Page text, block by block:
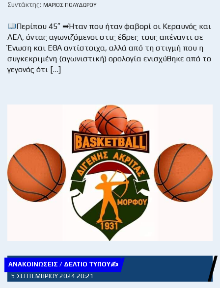
Συντάκτης: ΜΆΡΙΟΣ ΠΟΛΥΔΏΡΟΥ
Περίπου 45″ ➡Ήταν που ήταν φαβορί οι Κεραυνός και
ΑΕΛ, όντας αγωνιζόμενοι στις έδρες τους απέναντι σε
Ένωση και ΕΘΑ αντίστοιχα, αλλά από τη στιγμή που η
συγκεκριμένη (αγωνιστική) ορολογία ενισχύθηκε από το
γεγονός ότι […]
ΑΝΑΚΟΙΝΏΣΕΙΣ / ΔΕΛΤΊΟ ΤΎΠΟΥ✍
5 ΣΕΠΤΕΜΒΡΊΟΥ 2024 20:21